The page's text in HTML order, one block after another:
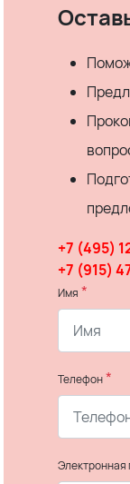
+7 (495)
+7 (915)
Имя *
Телефон*
Электронная